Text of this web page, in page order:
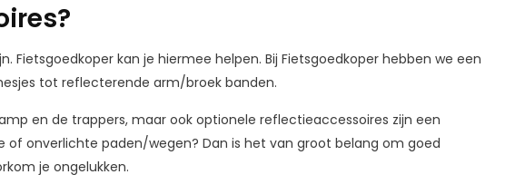
kan je hiermee helpen. Bij Fietsgoedkoper hebben we een
tot reflecterende arm/broek banden.
en de trappers, maar ook optionele reflectieaccessoires zijn een
of onverlichte paden/wegen? Dan is het van groot belang om goed
je ongelukken.